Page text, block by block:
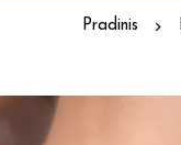
Pradinis